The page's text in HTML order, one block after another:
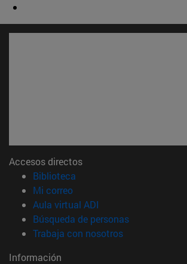
Accesos directos
Biblioteca
Mi correo(abre en nueva ventana)
Aula virtual ADI
Búsqueda de personas(abre en
Trabaja con nosotros(abre en nueva
Información